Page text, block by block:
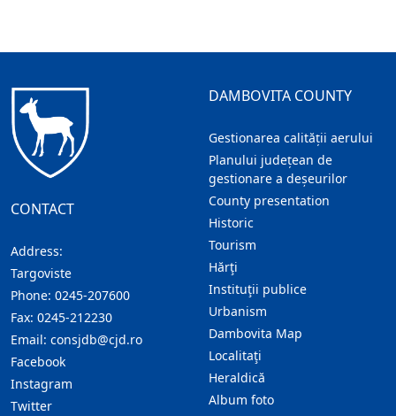
CONTACT
Address:
Targoviste
Phone: 0245-207600
Fax: 0245-212230
Email: consjdb@cjd.ro
Facebook
Instagram
Twitter
DAMBOVITA COUNTY
Gestionarea calității aerului
Planului județean de
gestionare a deșeurilor
County presentation
Historic
Tourism
Hărţi
Instituţii publice
Urbanism
Dambovita Map
Localitaţi
Heraldică
Album foto